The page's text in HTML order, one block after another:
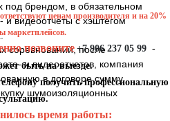
под брендом, в обязательном
видеоотчеты с хэштегом
соревнований, после
и видеоотчетов, компания
в договоре сумму
шумоизоляционных
ценам производителя и на 20%
маркетплейсов.
позвоните+7 906 237 05 99 -
быть на выезде.
получить профессиональную
время работы: